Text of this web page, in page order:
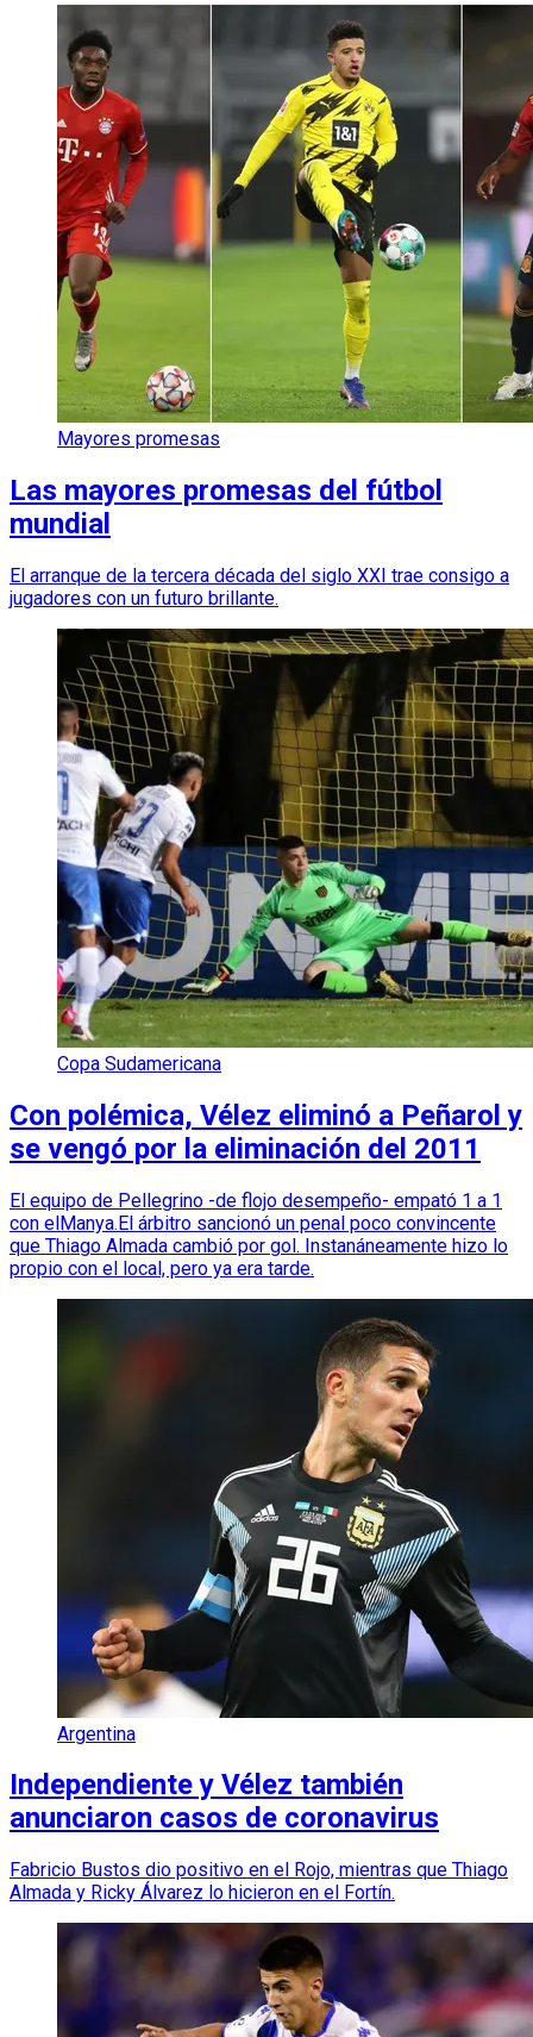
Mayores promesas
Las mayores promesas del fútbol
mundial
El arranque de la tercera década del siglo XXI trae consigo a
jugadores con un futuro brillante.
Copa Sudamericana
Con polémica, Vélez eliminó a Peñarol y
se vengó por la eliminación del 2011
El equipo de Pellegrino -de flojo desempeño- empató 1 a 1
con elManya.El árbitro sancionó un penal poco convincente
que Thiago Almada cambió por gol. Instanáneamente hizo lo
propio con el local, pero ya era tarde.
Argentina
Independiente y Vélez también
anunciaron casos de coronavirus
Fabricio Bustos dio positivo en el Rojo, mientras que Thiago
Almada y Ricky Álvarez lo hicieron en el Fortín.